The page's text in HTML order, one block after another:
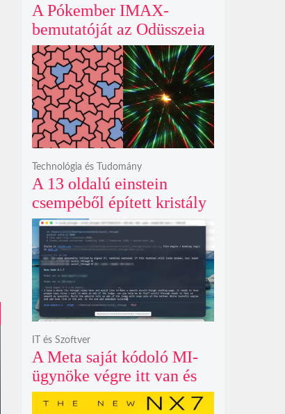
A Pókember IMAX-
bemutatóját az Odüsszeia
exkluzív vetítési
időszakának lejárta hozza
el
A 13 oldalú einstein
csempéből épített kristály
példátlanul forgó
csillagmintát vetít a fény
polarizációjától függően
Technológia és Tudomány
A Meta saját kódoló MI-
ügynöke végre itt van és
nem fél belenyúlni a
IT és Szoftver